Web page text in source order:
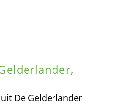
De Gelderlander